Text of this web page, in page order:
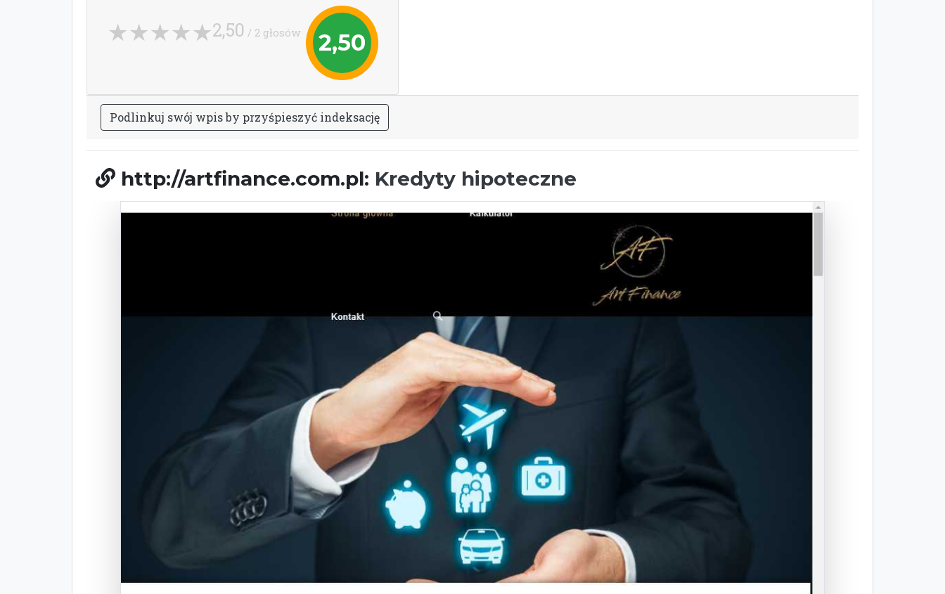
2,50
2,50 / 2 głosów
Podlinkuj swój wpisby przyśpieszyć indeksację
http://artfinance.com.pl: Kredyty hipoteczne